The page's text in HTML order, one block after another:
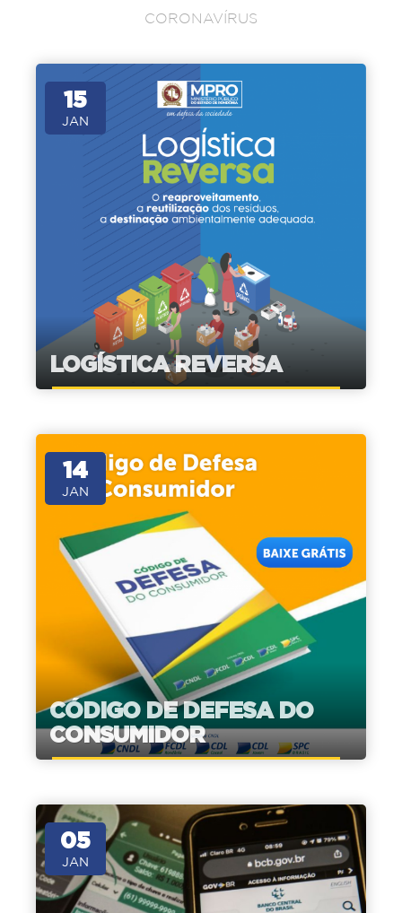
CORONAVÍRUS
15
JAN
LOGÍSTICA REVERSA
14
JAN
CÓDIGO DE DEFESA DO
CONSUMIDOR
05
JAN